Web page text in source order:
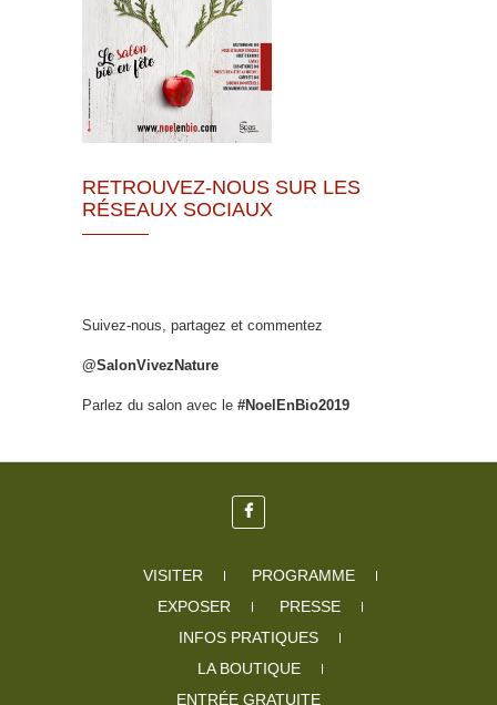
RETROUVEZ-NOUS SUR LES
RÉSEAUX SOCIAUX
Suivez-nous, partagez et commentez
@SalonVivezNature
Parlez du salon avec le #NoelEnBio2019
VISITER
PROGRAMME
EXPOSER
PRESSE
INFOS PRATIQUES
LA BOUTIQUE
ENTRÉE GRATUITE